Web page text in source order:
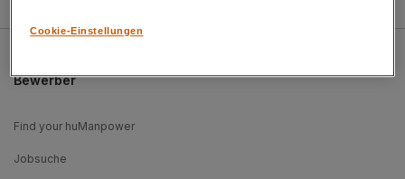
Bewerber
Find your huManpower
Jobsuche
Cookie-Einstellungen